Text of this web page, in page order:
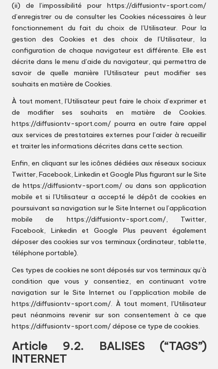
(ii) de l’impossibilité pour https://diffusiontv-sport.com/
d’enregistrer ou de consulter les Cookies nécessaires à leur
fonctionnement du fait du choix de l’Utilisateur. Pour la
gestion des Cookies et des choix de l’Utilisateur, la
configuration de chaque navigateur est différente. Elle est
décrite dans le menu d’aide du navigateur, qui permettra de
savoir de quelle manière l’Utilisateur peut modifier ses
souhaits en matière de Cookies.
À tout moment, l’Utilisateur peut faire le choix d’exprimer et
de modifier ses souhaits en matière de Cookies.
https://diffusiontv-sport.com/ pourra en outre faire appel
aux services de prestataires externes pour l’aider à recueillir
et traiter les informations décrites dans cette section.
Enfin, en cliquant sur les icônes dédiées aux réseaux sociaux
Twitter, Facebook, Linkedin et Google Plus figurant sur le Site
de https://diffusiontv-sport.com/ ou dans son application
mobile et si l’Utilisateur a accepté le dépôt de cookies en
poursuivant sa navigation sur le Site Internet ou l’application
mobile de https://diffusiontv-sport.com/, Twitter,
Facebook, Linkedin et Google Plus peuvent également
déposer des cookies sur vos terminaux (ordinateur, tablette,
téléphone portable).
Ces types de cookies ne sont déposés sur vos terminaux qu’à
condition que vous y consentiez, en continuant votre
navigation sur le Site Internet ou l’application mobile de
https://diffusiontv-sport.com/. À tout moment, l’Utilisateur
peut néanmoins revenir sur son consentement à ce que
https://diffusiontv-sport.com/dépose ce type de cookies.
Article 9.2. BALISES (“TAGS”)
INTERNET